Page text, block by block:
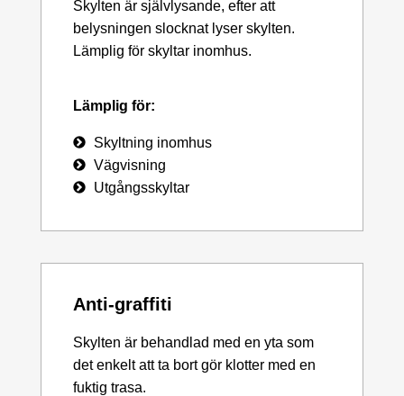
Skylten är självlysande, efter att
belysningen slocknat lyser skylten.
Lämplig för skyltar inomhus.
Lämplig för:
Skyltning inomhus
Vägvisning
Utgångsskyltar
Anti-graffiti
Skylten är behandlad med en yta som
det enkelt att ta bort gör klotter med en
fuktig trasa.